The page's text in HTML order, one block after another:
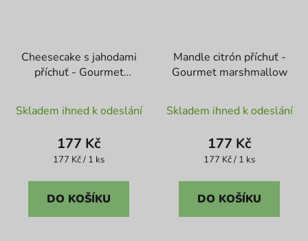
Cheesecake s jahodami
příchuť - Gourmet
hodnocení
produktu
je
z
Skladem ihned k odeslání
177 Kč
Měrná
177 Kč / 1 ks
DO KOŠÍKU
Mandle citrón příchuť -
Gourmet marshmallow
Skladem ihned k odeslání
177 Kč
Měrná
177 Kč / 1 ks
DO KOŠÍKU